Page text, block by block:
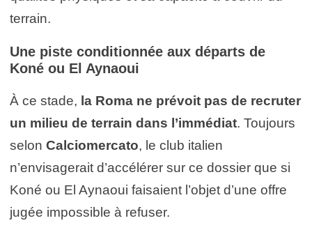
terrain.
Une piste conditionnée aux départs de
Koné ou El Aynaoui
À ce stade, la Roma ne prévoit pas de recruter
un milieu de terrain dans l’immédiat. Toujours
selon Calciomercato, le club italien
n’envisagerait d’accélérer sur ce dossier que si
Koné ou El Aynaoui faisaient l’objet d’une offre
jugée impossible à refuser.